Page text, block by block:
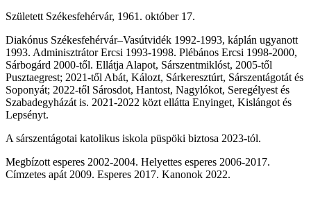
Született Székesfehérvár, 1961. október 17.
Diakónus Székesfehérvár–Vasútvidék 1992-1993, káplán ugyanott
1993. Adminisztrátor Ercsi 1993-1998. Plébános Ercsi 1998-2000,
Sárbogárd 2000-től. Ellátja Alapot, Sárszentmiklóst, 2005-től
Pusztaegrest; 2021-től Abát, Kálozt, Sárkeresztúrt, Sárszentágotát és
Soponyát; 2022-től Sárosdot, Hantost, Nagylókot, Seregélyest és
Szabadegyházát is. 2021-2022 közt ellátta Enyinget, Kislángot és
Lepsényt.
A sárszentágotai katolikus iskola püspöki biztosa 2023-tól.
Megbízott esperes 2002-2004. Helyettes esperes 2006-2017.
Címzetes apát 2009. Esperes 2017. Kanonok 2022.